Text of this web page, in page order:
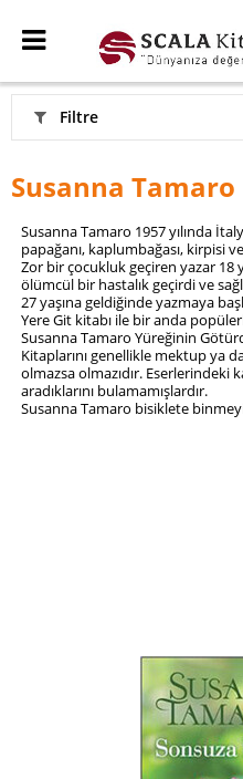
Filtre
Susanna Tamaro
Susanna Tamaro 1957 yılında
papağanı, kaplumbağası, kirpisi
Zor bir çocukluk geçiren yazar 18
ölümcül bir hastalık geçirdi ve
27 yaşına geldiğinde yazmaya
Yere Git kitabı ile bir anda
Susanna Tamaro Yüreğinin
Kitaplarını genellikle mektup ya
olmazsa olmazıdır.
aradıklarını bulamamışlardır.
Susanna Tamaro bisiklete